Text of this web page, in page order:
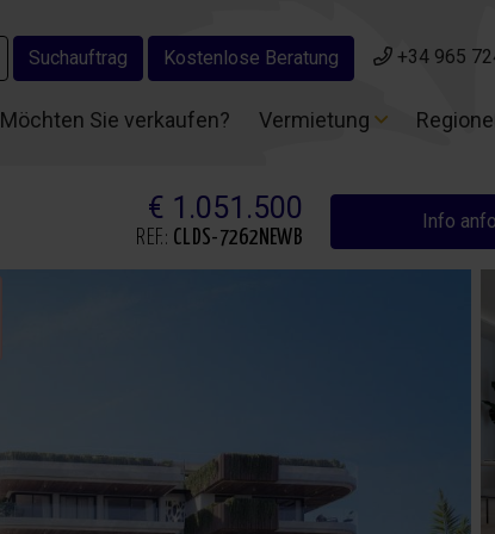
Suchauftrag Kostenlose Beratung +34 965
Möchten Sie verkaufen? Vermietung
Suchauftrag Kostenlose Beratung +34 965
Möchten Sie verkaufen? Vermietung
€ 1.051.500
REF.: CLDS-7262NEWB
Info